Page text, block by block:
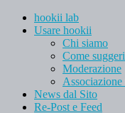
hookii lab
Usare hookii
Chi siamo
Come
Moderazione
News dal Sito
Re-Post e Feed